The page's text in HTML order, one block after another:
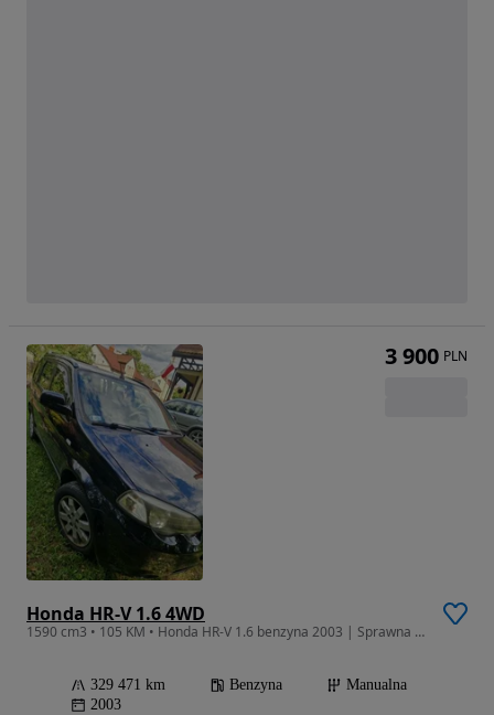
Honda HR-V 1.6 4WD
1590 cm3 • 105 KM • Honda HR-V 1.6 benzyna 2003 | Sprawna | Rozrząd po wymianie | 2 komple
329 471 km Benzyna
Manualna
2003
3 900 PLN